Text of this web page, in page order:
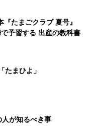
たまごクラブ 夏号』
予習する 出産の教科書
たまひよ」
が知るべき事